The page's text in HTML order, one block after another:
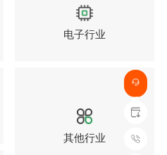
电子行业
其他行业